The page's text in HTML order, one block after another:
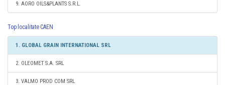
9. AORO OILS&PLANTS S.R.L.
Top localitate CAEN
1. GLOBAL GRAIN INTERNATIONAL SRL
2. OLEOMET S.A. SRL
3. VALMO PROD COM SRL